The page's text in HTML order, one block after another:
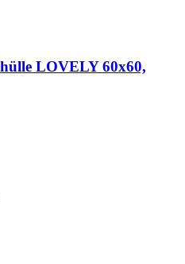
LOVELY 60x60,